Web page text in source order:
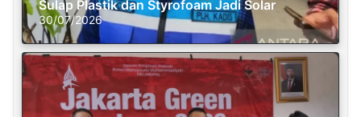
Sulap Plastik dan Styrofoam Jadi Solar
30/07/2026